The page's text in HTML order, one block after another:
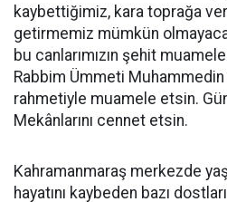
kaybettiğimiz, kara toprağa
getirmemiz mümkün
bu canlarımızın şehit
Rabbim Ümmeti
rahmetiyle muamele etsin.
Mekânlarını cennet etsin.
Kahramanmaraş merkezde
hayatını kaybeden bazı